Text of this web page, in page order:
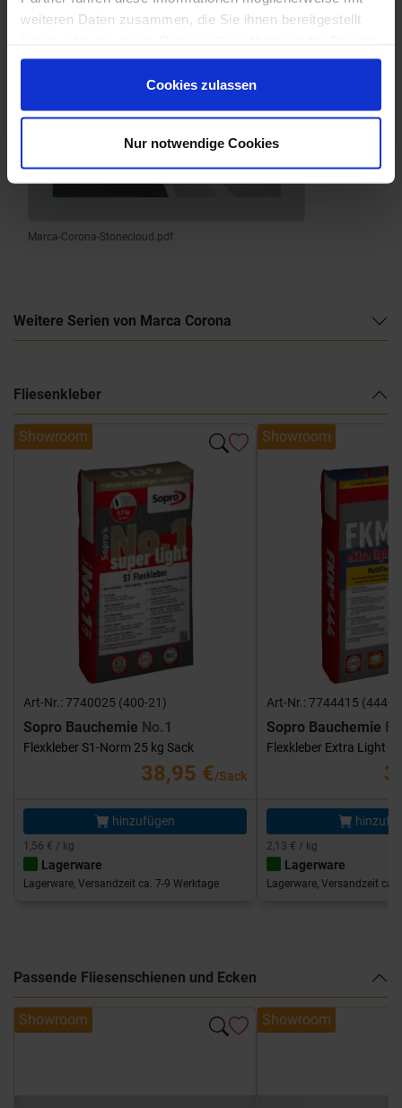
weiteren Daten zusammen, die Sie ihnen bereitgestellt
gesammelt haben.
Cookies zulassen
Nur notwendige Cookies
Marca-Corona-Stonecloud.pdf
Weitere Serien von Marca Corona
Fliesenkleber
Showroom
Art-Nr.: 7740025 (400-21)
Sopro Bauchemie No.1
Flexkleber S1-Norm 25 kg Sack
38,95 €/Sack
hinzufügen
1,56 € / kg
Lagerware
Lagerware, Versandzeit ca. 7-9 Werktage
Showroom
Art-Nr.: 7744415 (444-
Sopro Bauchemie
Flexkleber Extra Light
2,13 € / kg
Lagerware
Lagerware, Versandzeit ca.
Passende Fliesenschienen und Ecken
Showroom Showroom